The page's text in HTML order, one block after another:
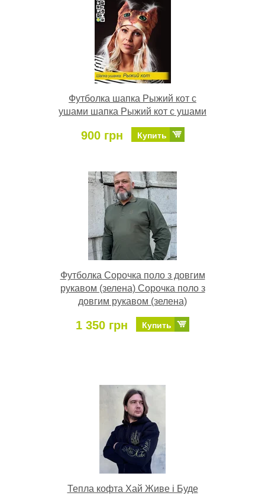
Футболка шапка Рыжий кот с
ушами шапка Рыжий кот с ушами
900 грн Купить
Футболка Сорочка поло з довгим
рукавом (зелена) Сорочка поло з
довгим рукавом (зелена)
1 350 грн Купить
Тепла кофта Хай Живе і Буде